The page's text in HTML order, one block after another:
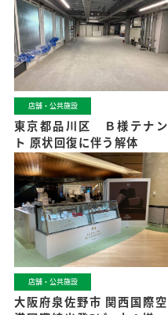
店舗・公共施設
東京都品川区 Ｂ様テナン
ト 原状回復に伴う解体
店舗・公共施設
大阪府泉佐野市 関西国際空